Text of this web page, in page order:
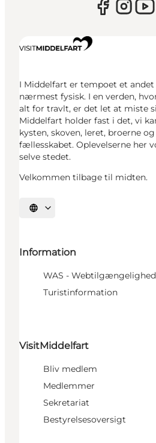
I Middelfart er tempoet et
nærmest fysisk. I en verden,
alt for travlt, er det let at miste
Middelfart holder fast i det, vi
kysten, skoven, leret, broerne og
fællesskabet. Oplevelserne her
selve stedet.
Velkommen tilbage til midten.
Vælg sprog
Information
WAS - Webtilgængelighed
Turistinformation
VisitMiddelfart
Bliv medlem
Medlemmer
Sekretariat
Bestyrelsesoversigt